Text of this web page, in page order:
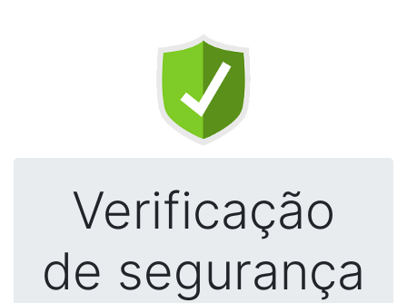
Verificação
de segurança